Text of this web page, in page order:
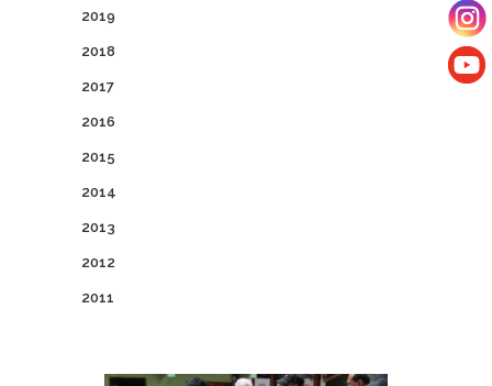
2019
2018
2017
2016
2015
2014
2013
2012
2011